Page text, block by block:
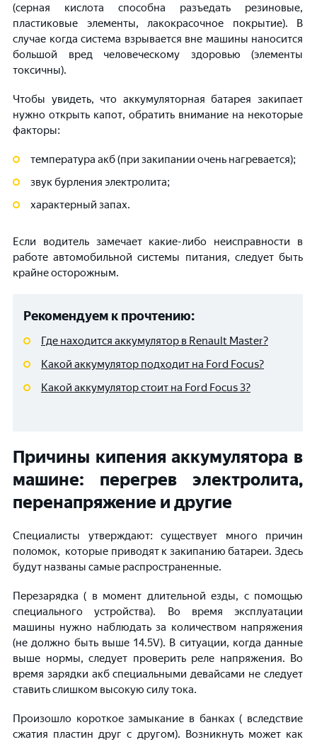
(серная кислота способна разъедать резиновые,
пластиковые элементы, лакокрасочное покрытие). В
случае когда система взрывается вне машины наносится
большой вред человеческому здоровью (элементы
токсичны).
Чтобы увидеть, что аккумуляторная батарея закипает
нужно открыть капот, обратить внимание на некоторые
факторы:
температура акб (при закипании очень нагревается);
звук бурления электролита;
характерный запах.
Если водитель замечает какие-либо неисправности в
работе автомобильной системы питания, следует быть
крайне осторожным.
Рекомендуем к прочтению:
Где находится аккумулятор в Renault Master?
Какой аккумулятор подходит на Ford Focus?
Какой аккумулятор стоит на Ford Focus 3?
Причины кипения аккумулятора в
машине: перегрев электролита,
перенапряжение и другие
Специалисты утверждают: существует много причин
поломок, которые приводят к закипанию батареи. Здесь
будут названы самые распространенные.
Перезарядка ( в момент длительной езды, с помощью
специального устройства). Во время эксплуатации
машины нужно наблюдать за количеством напряжения
(не должно быть выше 14.5V). В ситуации, когда данные
выше нормы, следует проверить реле напряжения. Во
время зарядки акб специальными девайсами не следует
ставить слишком высокую силу тока.
Произошло короткое замыкание в банках ( вследствие
сжатия пластин друг с другом). Возникнуть может как